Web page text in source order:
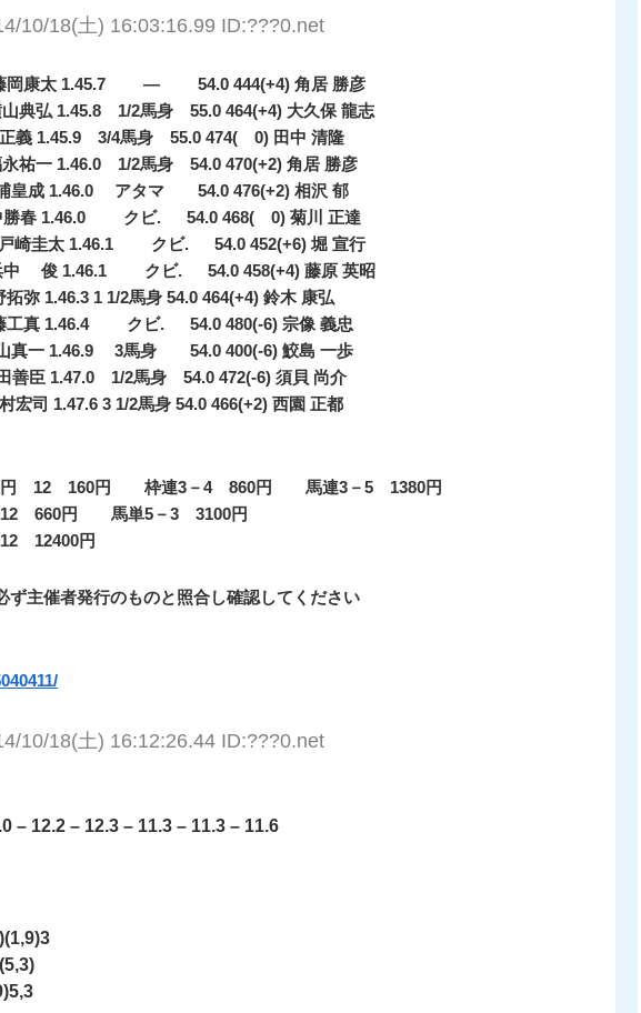
10/18(土) 16:03:16.99 ID:???0.net
康太 1.45.7 — 54.0 444(+4) 角居 勝彦
弘 1.45.8 1/2馬身 55.0 464(+4) 大久保 龍志
義 1.45.9 3/4馬身 55.0 474( 0) 田中 清隆
一 1.46.0 1/2馬身 54.0 470(+2) 角居 勝彦
成 1.46.0 アタマ 54.0 476(+2) 相沢 郁
春 1.46.0 クビ. 54.0 468( 0) 菊川 正達
1.46.1 クビ. 54.0 452(+6) 堀 宣行
クビ. 54.0 458(+4) 藤原 英昭
1.46.3 1 1/2馬身 54.0 464(+4) 鈴木 康弘
工真 1.46.4 クビ. 54.0 480(-6) 宗像 義忠
真一 1.46.9 3馬身 54.0 400(-6) 鮫島 一歩
1/2馬身 54.0 472(-6) 須貝 尚介
3 1/2馬身 54.0 466(+2) 西園 正都
12 160円 枠連3－4 860円 馬連3－5 1380円
660円 馬単5－3 3100円
12400円
主催者発行のものと照合し確認してください
10/18(土) 16:12:26.44 ID:???0.net
– 12.2 – 12.3 – 11.3 – 11.3 – 11.6